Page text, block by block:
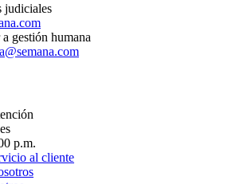
judiciales
gestión humana
p.m.
al cliente